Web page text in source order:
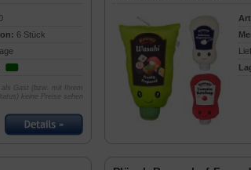
6 Stück
als Gast (bzw. mit Ihrem
keine Preise sehen